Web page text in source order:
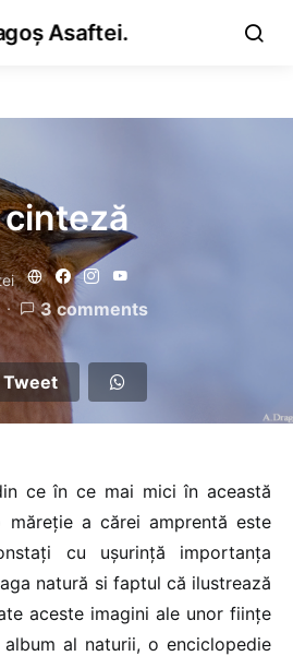
Asaftei.
3 comments
Tweet
ce în ce mai mici în această
a cărei amprentă este
cu uşurinţă importanţa
natură si faptul că ilustrează
aceste imagini ale unor fiinţe
al naturii, o enciclopedie